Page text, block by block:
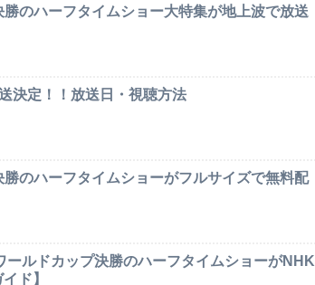
のハーフタイムショー大特集が地上波で放送
決定！！放送日・視聴方法
のハーフタイムショーがフルサイズで無料配
ールドカップ決勝のハーフタイムショーがNHK
ド】